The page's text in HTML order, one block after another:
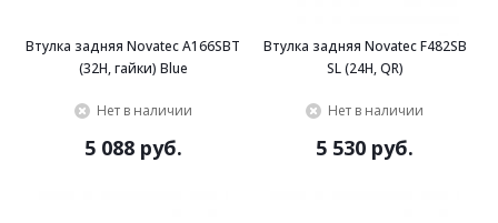
Втулка задняя Novatec A166SBT
(32H, гайки) Blue
Нет в наличии
5 088 руб.
Втулка задняя Novatec F482SB
SL (24H, QR)
Нет в наличии
5 530 руб.